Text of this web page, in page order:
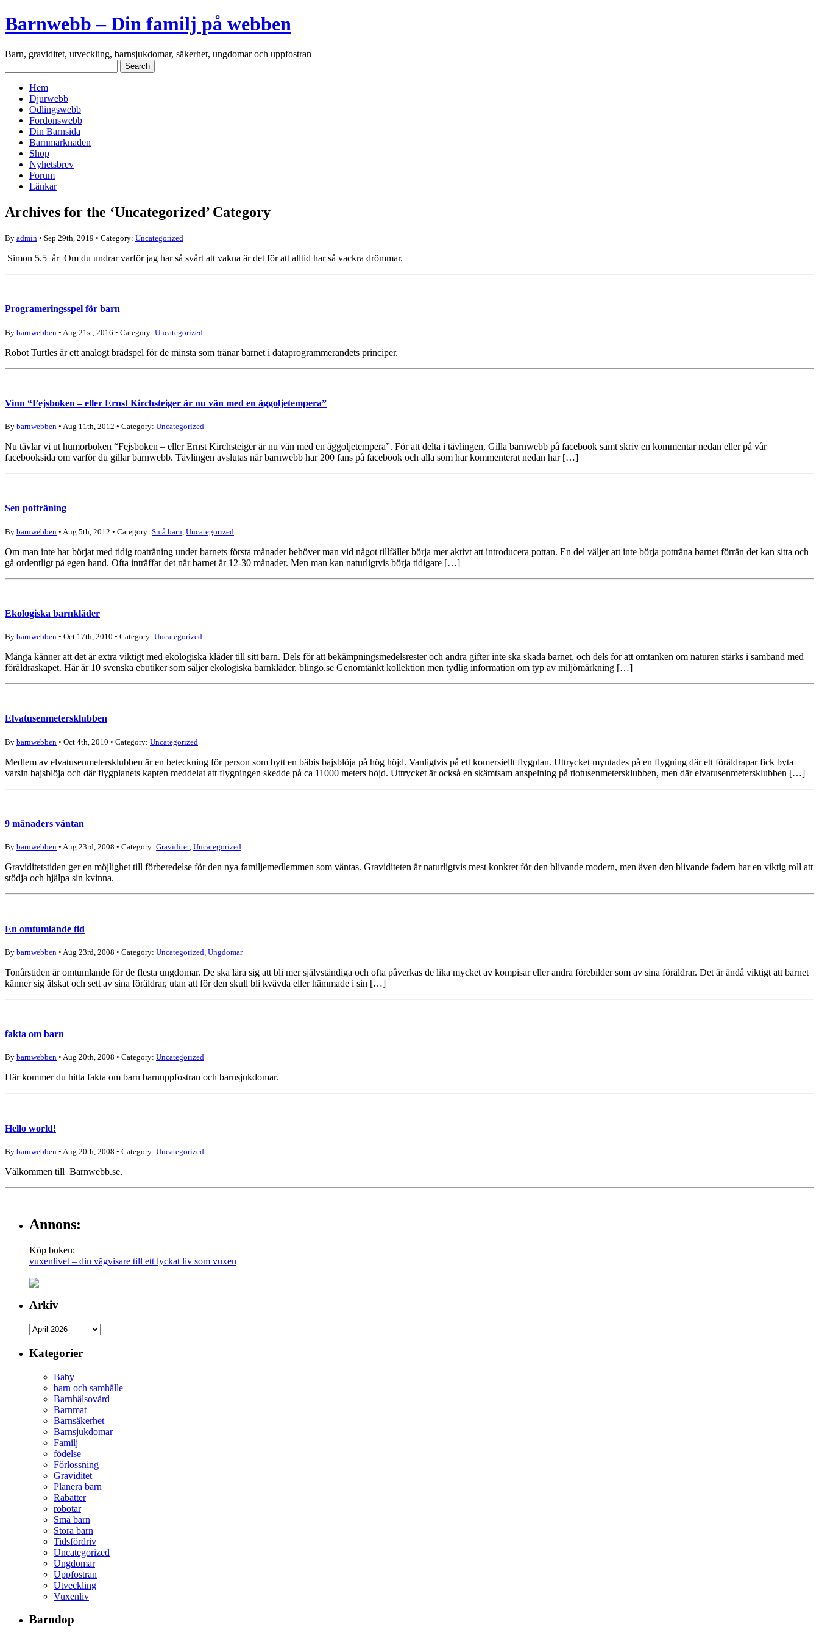
Barnwebb – Din familj på webben
Barn, graviditet, utveckling, barnsjukdomar, säkerhet, ungdomar och uppfostran
Hem
Djurwebb
Odlingswebb
Fordonswebb
Din Barnsida
Barnmarknaden
Shop
Nyhetsbrev
Forum
Länkar
Archives for the ‘Uncategorized’ Category
By admin • Sep 29th, 2019 • Category: Uncategorized
Simon 5.5 år Om du undrar varför jag har så svårt att vakna är det för att alltid har så vackra drömmar.
Programeringsspel för barn
By barnwebben • Aug 21st, 2016 • Category: Uncategorized
Robot Turtles är ett analogt brädspel för de minsta som tränar barnet i dataprogrammerandets principer.
Vinn “Fejsboken – eller Ernst Kirchsteiger är nu vän med en äggoljetempera”
By barnwebben • Aug 11th, 2012 • Category: Uncategorized
Nu tävlar vi ut humorboken “Fejsboken – eller Ernst Kirchsteiger är nu vän med en äggoljetempera”. För att delta i tävlingen, Gilla barnwebb på facebook samt skriv en kommentar nedan eller på vår
facebooksida om varför du gillar barnwebb. Tävlingen avslutas när barnwebb har 200 fans på facebook och alla som har kommenterat nedan har […]
Sen potträning
By barnwebben • Aug 5th, 2012 • Category: Små barn Uncategorized
Om man inte har börjat med tidig toaträning under barnets första månader behöver man vid något tillfäller börja mer aktivt att introducera pottan. En del väljer att inte börja potträna barnet förrän det kan sitta och
gå ordentligt på egen hand. Ofta inträffar det när barnet är 12-30 månader. Men man kan naturligtvis börja tidigare […]
Ekologiska barnkläder
By barnwebben • Oct 17th, 2010 • Category: Uncategorized
Många känner att det är extra viktigt med ekologiska kläder till sitt barn. Dels för att bekämpningsmedelsrester och andra gifter inte ska skada barnet, och dels för att omtanken om naturen stärks i samband med
föräldraskapet. Här är 10 svenska ebutiker som säljer ekologiska barnkläder. blingo.se Genomtänkt kollektion men tydlig information om typ av miljömärkning […]
Elvatusenmetersklubben
By barnwebben • Oct 4th, 2010 • Category: Uncategorized
Medlem av elvatusenmetersklubben är en beteckning för person som bytt en bäbis bajsblöja på hög höjd. Vanligtvis på ett komersiellt flygplan. Uttrycket myntades på en flygning där ett föräldrapar fick byta
varsin bajsblöja och där flygplanets kapten meddelat att flygningen skedde på ca 11000 meters höjd. Uttrycket är också en skämtsam anspelning på tiotusenmetersklubben, men där elvatusenmetersklubben […]
9 månaders väntan
By barnwebben • Aug 23rd, 2008 • Category: Graviditet, Uncategorized
Graviditetstiden ger en möjlighet till förberedelse för den nya familjemedlemmen som väntas. Graviditeten är naturligtvis mest konkret för den blivande modern, men även den blivande fadern har en viktig roll att
stödja och hjälpa sin kvinna.
En omtumlande tid
By barnwebben • Aug 23rd, 2008 • Category: Uncategorized Ungdomar
Tonårstiden är omtumlande för de flesta ungdomar. De ska lära sig att bli mer självständiga och ofta påverkas de lika mycket av kompisar eller andra förebilder som av sina föräldrar. Det är ändå viktigt att barnet
känner sig älskat och sett av sina föräldrar, utan att för den skull bli kvävda eller hämmade i sin […]
fakta om barn
By barnwebben • Aug 20th, 2008 • Category: Uncategorized
Här kommer du hitta fakta om barn barnuppfostran och barnsjukdomar.
Hello world!
By barnwebben • Aug 20th, 2008 • Category: Uncategorized
Välkommen till Barnwebb.se.
Annons:
Köp boken:
vuxenlivet – din vägvisare till ett lyckat liv som vuxen
Arkiv
Kategorier
Baby
barn och samhälle
Barnhälsovård
Barnmat
Barnsäkerhet
Barnsjukdomar
Familj
födelse
Förlossning
Graviditet
Planera barn
Rabatter
robotar
Små barn
Stora barn
Tidsfördriv
Uncategorized
Ungdomar
Uppfostran
Utveckling
Vuxenliv
Barndop